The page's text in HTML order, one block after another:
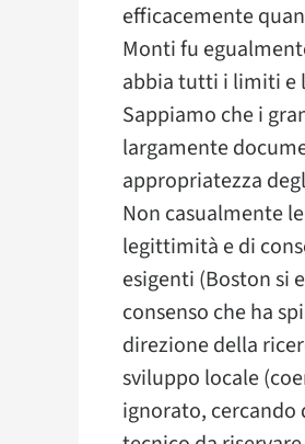
efficacemente
Monti fu
abbia tutti i limiti e
Sappiamo che i
largamente
appropriatezza
Non casualmente
legittimità e di
esigenti (Boston si
consenso che ha
direzione della
sviluppo locale
ignorato,